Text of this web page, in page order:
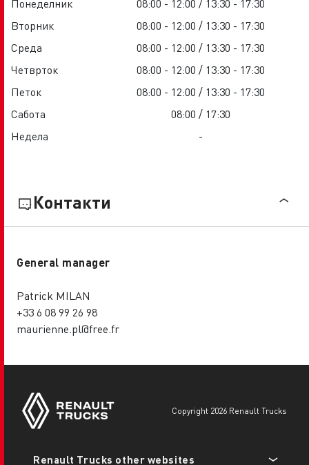
Вторник
08:00 - 12:00 / 13:30 - 17:30
Среда
08:00 - 12:00 / 13:30 - 17:30
Четврток
08:00 - 12:00 / 13:30 - 17:30
Петок
08:00 - 12:00 / 13:30 - 17:30
Сабота
08:00 / 17:30
Недела
-
Контакти
General manager
Patrick MILAN
+33 6 08 99 26 98
maurienne.pl@free.fr
copyright 2026 Renault Trucks
Renault Trucks other websites